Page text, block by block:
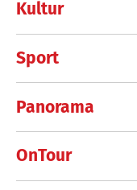
Kultur
Sport
Panorama
OnTour